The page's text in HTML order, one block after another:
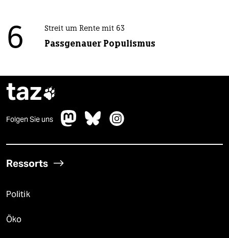
6 Streit um Rente mit 63
Passgenauer Populismus
taz
Folgen Sie uns
Ressorts
Politik
Öko